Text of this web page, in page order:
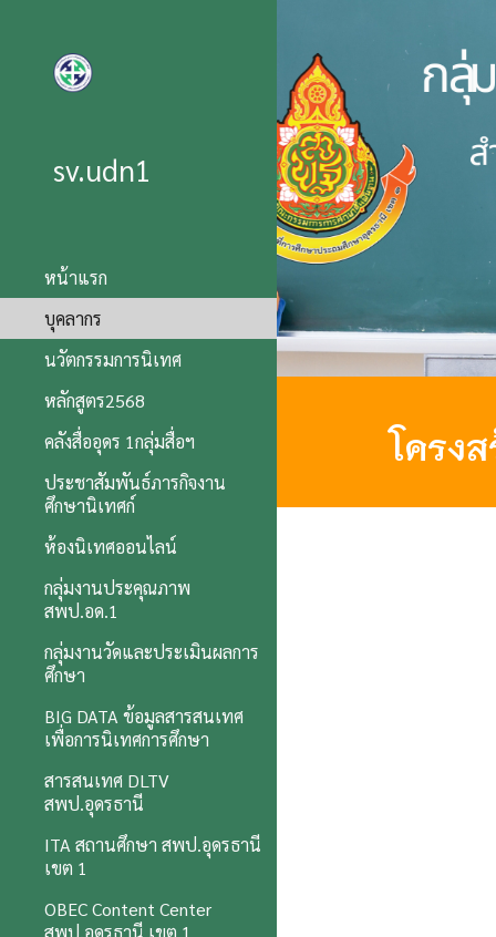
sv.udn1
หน้าแรก
บุคลากร
นวัตกรรมการนิเทศ
หลักสูตร2568
คลังสื่ออุดร 1กลุ่มสื่อฯ
ประชาสัมพันธ์ภารกิจงาน
ศึกษานิเทศก์
ห้องนิเทศออนไลน์
กลุ่มงานประคุณภาพ
สพป.อด.1
กลุ่มงานวัดและประเมินผลการ
ศึกษา
BIG DATA ข้อมูลสารสนเทศ
เพื่อการนิเทศการศึกษา
สารสนเทศ DLTV
สพป.อุดรธานี
ITA สถานศึกษา สพป.อุดรธานี
เขต 1
OBEC Content Center
สพป.อุดรธานี เขต 1
โครง